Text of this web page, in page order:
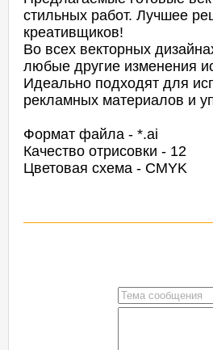
стильных работ. Лучшее
креативщиков!
Во всех векторных
любые другие изменения
Идеально подходят для
рекламных материалов и
Формат файла - *.ai
Качество отрисовки - 12
Цветовая схема - CMYK